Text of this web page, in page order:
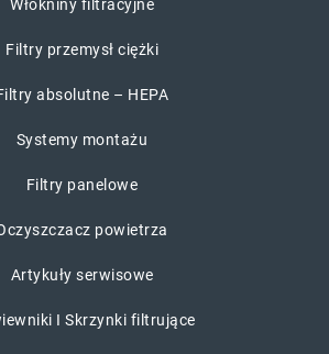
Włókniny filtracyjne
Filtry przemysł ciężki
absolutne – HEPA
Systemy montażu
Filtry panelowe
powietrza
Artykuły serwisowe
I Skrzynki filtrujące